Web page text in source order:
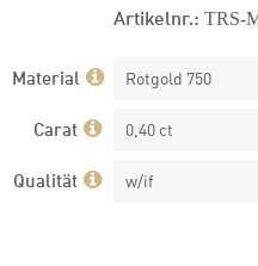
Artikelnr.: TRS-
Material Rotgold 750
Carat 0,40 ct
Qualität w/if